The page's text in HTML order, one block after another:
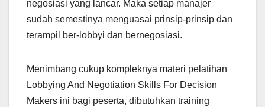
negosiasi yang lancar. Maka setiap manajer
sudah semestinya menguasai prinsip-prinsip dan
terampil ber-lobbyi dan bernegosiasi.
Menimbang cukup kompleknya materi pelatihan
Lobbying And Negotiation Skills For Decision
Makers ini bagi peserta, dibutuhkan training